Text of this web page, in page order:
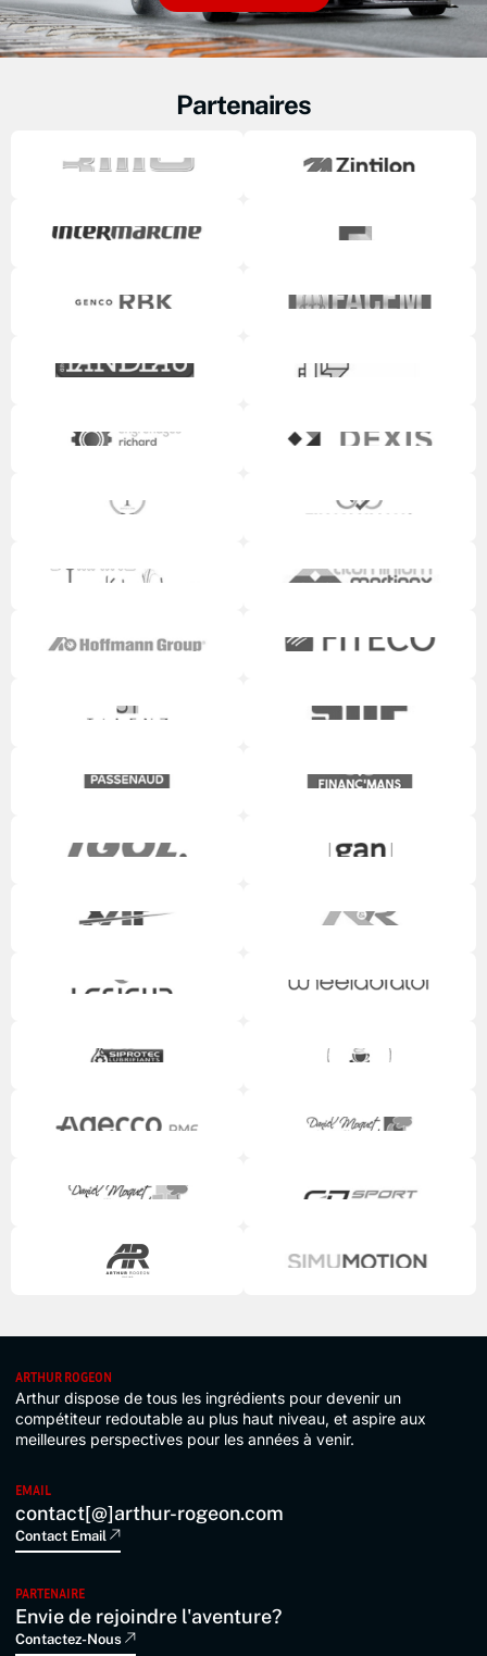
Partenaires
ARTHUR ROGEON
Arthur dispose de tous les ingrédients pour devenir un
compétiteur redoutable au plus haut niveau, et aspire aux
meilleures perspectives pour les années à venir.
EMAIL
contact[@]arthur-rogeon.com
Contact Email
PARTENAIRE
Envie de rejoindre l'aventure?
Contactez-Nous